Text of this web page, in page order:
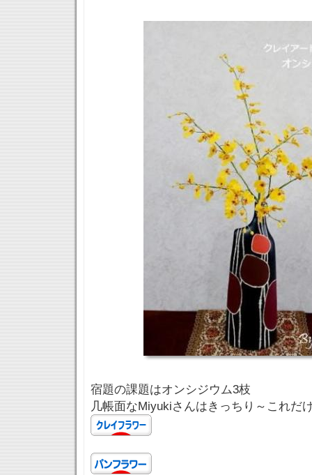
宿題の課題はオンシジウム3枝
几帳面なMiyukiさんはきっちり～これだ